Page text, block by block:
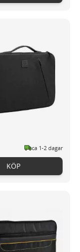
ca 1-2 dagar
KÖP